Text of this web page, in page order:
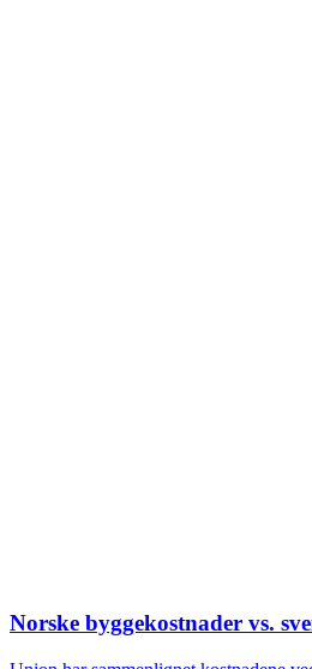
Norske byggekostnader vs.